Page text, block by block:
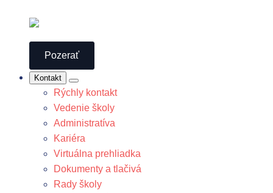
Pozerať
Kontakt
Rýchly kontakt
Vedenie školy
Administratíva
Kariéra
Virtuálna prehliadka
Dokumenty a tlačivá
Rady školy